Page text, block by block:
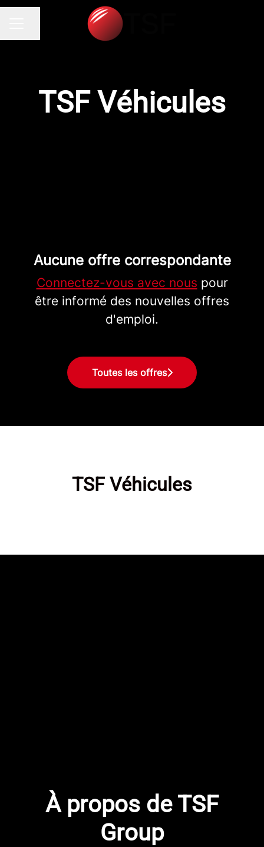
Partager la page
TSF Véhicules
Aucune offre correspondante
Connectez-vous avec nous pour
être informé des nouvelles offres
d'emploi.
Toutes les offres
TSF Véhicules
À propos de TSF
Group